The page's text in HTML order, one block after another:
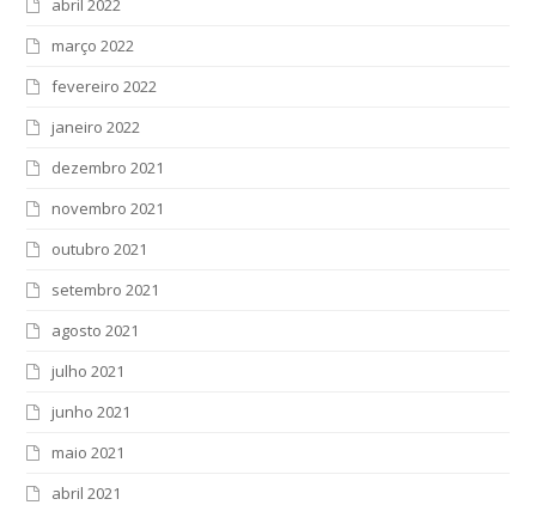
abril 2022
março 2022
fevereiro 2022
janeiro 2022
dezembro 2021
novembro 2021
outubro 2021
setembro 2021
agosto 2021
julho 2021
junho 2021
maio 2021
abril 2021